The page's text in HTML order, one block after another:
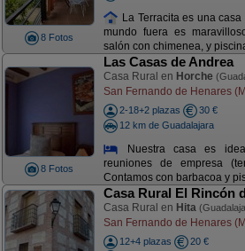
8 Fotos
La Terracita es una
mundo fuera es
salón con chimenea, y
8 Fotos
Las Casas de Andrea
Casa Rural en Horche
San Fernando de Henares
2-18+2 plazas
30 €
12 km de Guadalajara
Nuestra casa es
reuniones de empresa
Contamos con barbacoa y
Casa Rural El Rincón
Casa Rural en Hita
San Fernando de Henares
12+4 plazas
20 €